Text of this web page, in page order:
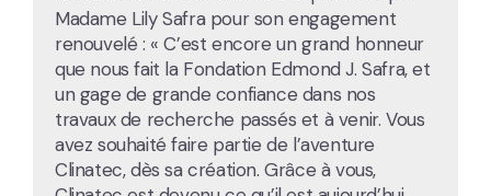
Madame Lily Safra pour son engagement
renouvelé : « C’est encore un grand honneur
que nous fait la Fondation Edmond J. Safra, et
un gage de grande confiance dans nos
travaux de recherche passés et à venir. Vous
avez souhaité faire partie de l’aventure
Clinatec, dès sa création. Grâce à vous,